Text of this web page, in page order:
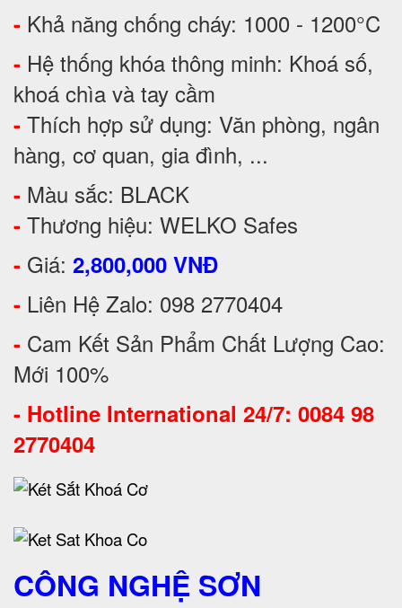
- Khả năng chống cháy: 1000 - 1200°C
- Hệ thống khóa thông minh: Khoá số,
khoá chìa và tay cầm
- Thích hợp sử dụng: Văn phòng, ngân
hàng, cơ quan, gia đình, ...
- Màu sắc: BLACK
- Thương hiệu: WELKO Safes
- Giá: 2,800,000 VNĐ
- Liên Hệ Zalo: 098 2770404
- Cam Kết Sản Phẩm Chất Lượng Cao:
Mới 100%
- Hotline International 24/7: 0084 98
2770404
CÔNG NGHỆ SƠN